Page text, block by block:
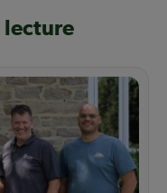
lecture